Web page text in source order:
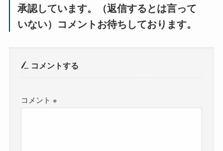
承認しています。（返信するとは言って
いない）コメントお待ちしております。
コメントする
コメント※